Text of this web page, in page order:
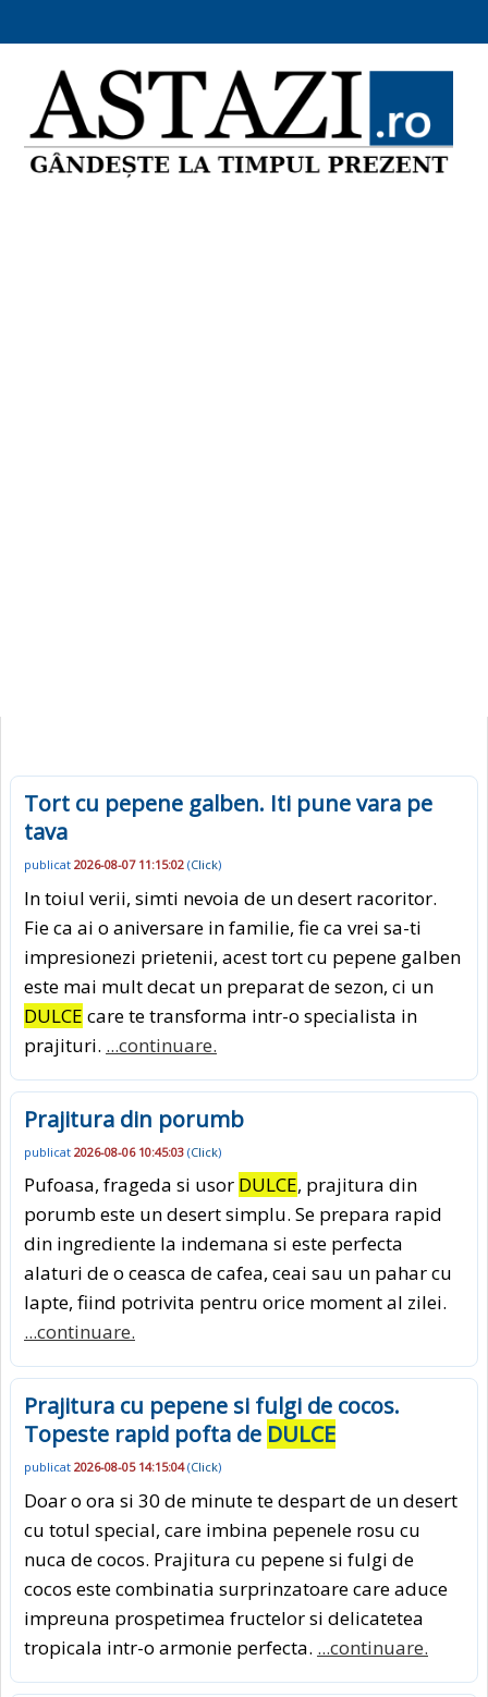
Tort cu pepene galben. Iti pune vara pe
tava
publicat 2026-08-07 11:15:02 (Click)
In toiul verii, simti nevoia de un desert racoritor.
Fie ca ai o aniversare in familie, fie ca vrei sa-ti
impresionezi prietenii, acest tort cu pepene galben
este mai mult decat un preparat de sezon, ci un
DULCE care te transforma intr-o specialista in
prajituri. ...continuare.
Prajitura din porumb
publicat 2026-08-06 10:45:03 (Click)
Pufoasa, frageda si usor DULCE, prajitura din
porumb este un desert simplu. Se prepara rapid
din ingrediente la indemana si este perfecta
alaturi de o ceasca de cafea, ceai sau un pahar cu
lapte, fiind potrivita pentru orice moment al zilei.
...continuare.
Prajitura cu pepene si fulgi de cocos.
Topeste rapid pofta de DULCE
publicat 2026-08-05 14:15:04(Click)
Doar o ora si 30 de minute te despart de un desert
cu totul special, care imbina pepenele rosu cu
nuca de cocos. Prajitura cu pepene si fulgi de
cocos este combinatia surprinzatoare care aduce
impreuna prospetimea fructelor si delicatetea
tropicala intr-o armonie perfecta. ...continuare.